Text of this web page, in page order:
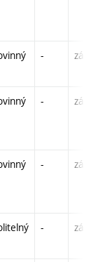
- zá
- zá
- zá
- zá,zk